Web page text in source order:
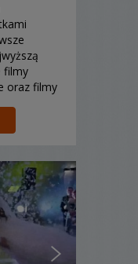
filmy
oraz filmy
do